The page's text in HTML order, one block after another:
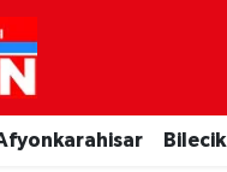
Bilecik